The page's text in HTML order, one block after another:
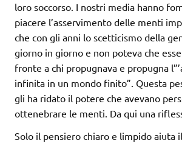
loro soccorso. I nostri media hanno
piacere l’asservimento delle menti
che con gli anni lo scetticismo della
giorno in giorno e non poteva che
fronte a chi propugnava e propugna
infinita in un mondo finito”. Questa
gli ha ridato il potere che avevano
ottenebrare le menti. Da qui una
Solo il pensiero chiaro e limpido aiuta